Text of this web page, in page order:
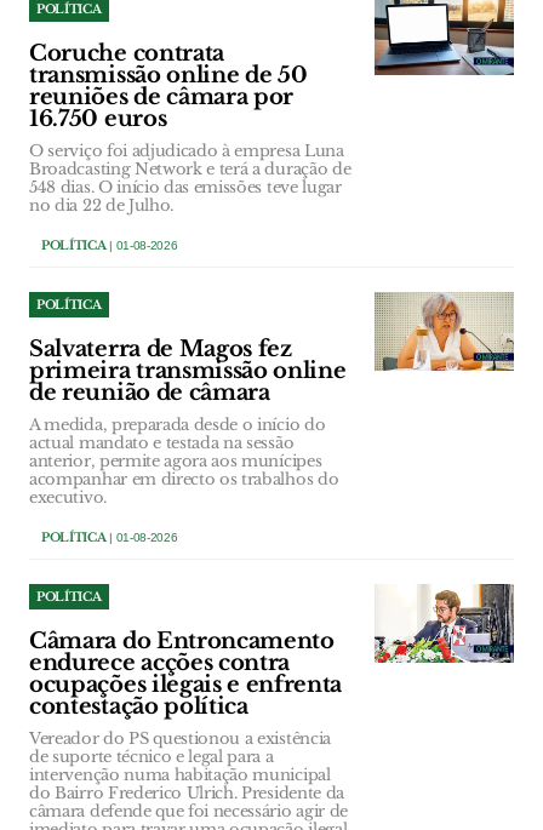
POLÍTICA
Coruche contrata
transmissão online de 50
reuniões de câmara por
16.750 euros
O serviço foi adjudicado à empresa Luna
Broadcasting Network e terá a duração de
548 dias. O início das emissões teve lugar
no dia 22 de Julho.
POLÍTICA| 01-08-2026
POLÍTICA
Salvaterra de Magos fez
primeira transmissão online
de reunião de câmara
A medida, preparada desde o início do
actual mandato e testada na sessão
anterior, permite agora aos munícipes
acompanhar em directo os trabalhos do
executivo.
POLÍTICA| 01-08-2026
POLÍTICA
Câmara do Entroncamento
endurece acções contra
ocupações ilegais e enfrenta
contestação política
Vereador do PS questionou a existência
de suporte técnico e legal para a
intervenção numa habitação municipal
do Bairro Frederico Ulrich. Presidente da
câmara defende que foi necessário agir de